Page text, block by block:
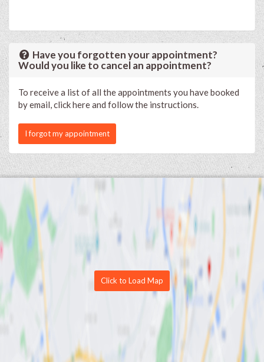
Have you forgotten your appointment?
Would you like to cancel an appointment?
To receive a list of all the appointments you have booked
by email, click here and follow the instructions.
I forgot my appointment
Click to Load Map